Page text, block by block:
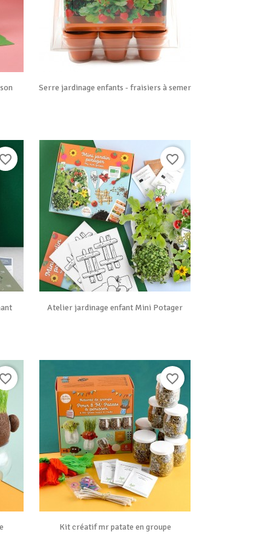
Vue rapide
Serre jardinage enfants - fraisiers à semer
favorite_border
Vue rapide
Atelier jardinage enfant Mini Potager
favorite_border
favorite_border
Vue rapide
Kit créatif mr patate en groupe
favorite_border